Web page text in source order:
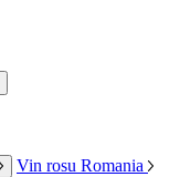
Vin rosu Romania